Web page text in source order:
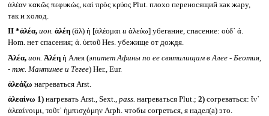
ἀλέαν κακῶς πεφυκώς, καὶ πρὸς κρύος Plut. плохо переносящий как жару,
так и холод.
II *ἀλέα, ион. ἀλέη(ᾰλ) ἡ [ἀλέομαι и ἀλεύω] убегание, спасение: οὐδ᾽ ἀ.
Hom. нет спасения; ἀ. ὑετοῦ Hes. убежище от дождя.
Ἀλέα, ион. Ἀλέηἡ Алея (эпитет Афины по ее святилищам в Алее - Беотия,
- тж. Мантинее и Тегее) Her., Eur.
ἀλεάζω нагреваться Arst.
ἀλεαίνω 1)нагревать Arst., Sext., pass. нагреваться Plut.; 2)согреваться: ἵν᾽
ἀλεαίνοιμι, τοῦτ᾽ ἠμπισχόμην Arph. чтобы согреться, я надел(а) это.